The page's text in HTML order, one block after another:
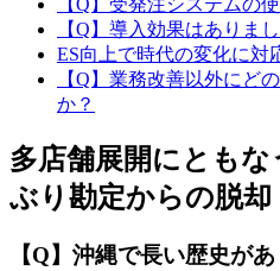
【Q】導入効果はありま
ES向上で時代の変化に対
【Q】業務改善以外にど
か？
多店舗展開にとも
ぶり勘定からの脱却
【Q】沖縄で長い歴史があ